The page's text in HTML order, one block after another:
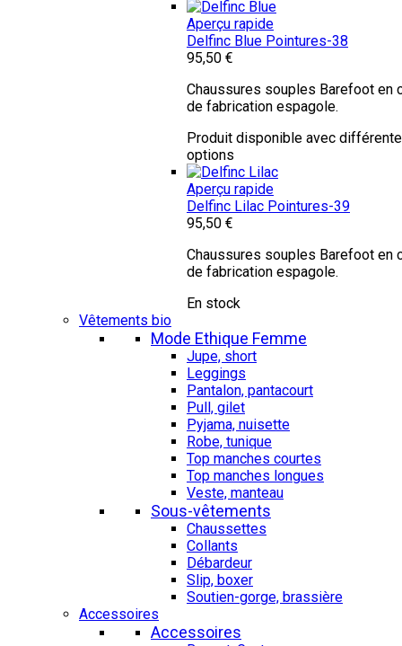
Aperçu rapide
Delfinc Blue Pointures-38
95,50 €
Chaussures souples Barefoot en
de fabrication espagole.
Produit disponible avec
options
Aperçu rapide
Delfinc Lilac Pointures-39
95,50 €
Chaussures souples Barefoot en
de fabrication espagole.
En stock
Vêtements bio
Mode Ethique Femme
Jupe, short
Leggings
Pantalon, pantacourt
Pull, gilet
Pyjama, nuisette
Robe, tunique
Top manches courtes
Top manches longues
Veste, manteau
Sous-vêtements
Chaussettes
Collants
Débardeur
Slip, boxer
Soutien-gorge, brassière
Accessoires
Accessoires